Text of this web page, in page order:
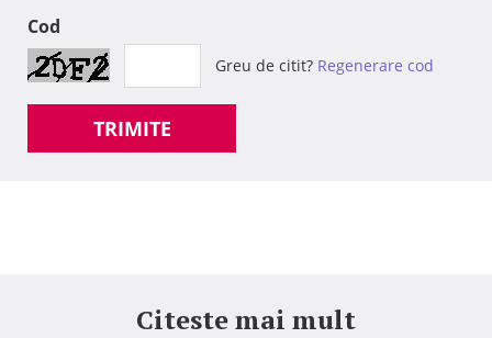
Cod
Greu de citit? Regenerare cod
TRIMITE
Citeste mai mult